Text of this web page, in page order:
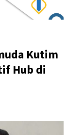
Kutim
Hub di